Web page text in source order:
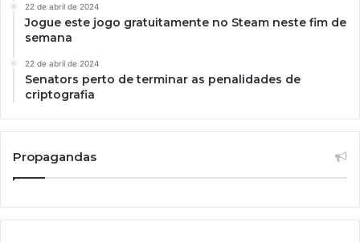
22 de abril de 2024
Jogue este jogo gratuitamente no Steam neste fim de
semana
22 de abril de 2024
Senators perto de terminar as penalidades de
criptografia
Propagandas